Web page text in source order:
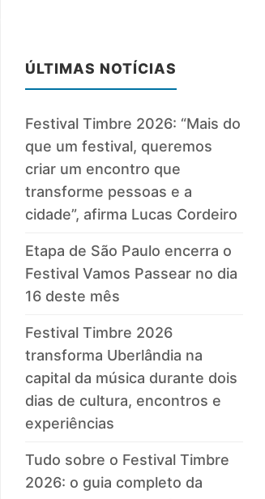
ÚLTIMAS NOTÍCIAS
Festival Timbre 2026: “Mais do
que um festival, queremos
criar um encontro que
transforme pessoas e a
cidade”, afirma Lucas Cordeiro
Etapa de São Paulo encerra o
Festival Vamos Passear no dia
16 deste mês
Festival Timbre 2026
transforma Uberlândia na
capital da música durante dois
dias de cultura, encontros e
experiências
Tudo sobre o Festival Timbre
2026: o guia completo da